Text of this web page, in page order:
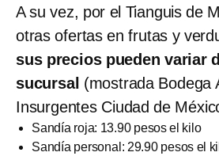
A su vez, por el Tianguis de
otras ofertas en frutas y
sus precios pueden variar
sucursal (mostrada Bodega
Insurgentes Ciudad de
Sandía roja: 13.90 pesos el kilo
Sandía personal: 29.90 pesos el